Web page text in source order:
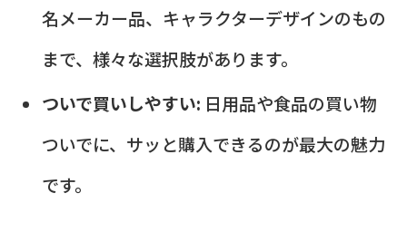
名メーカー品、キャラクターデザインのもの
まで、様々な選択肢があります。
ついで買いしやすい: 日用品や食品の買い物
ついでに、サッと購入できるのが最大の魅力
です。